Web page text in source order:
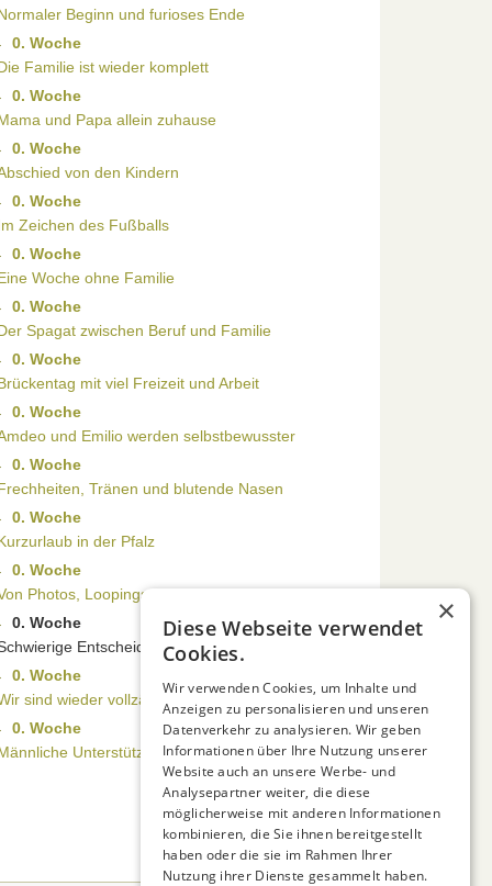
Beginn und furioses Ende
0. Woche
Familie ist wieder komplett
0. Woche
und Papa allein zuhause
0. Woche
von den Kindern
0. Woche
Zeichen des Fußballs
0. Woche
Woche ohne Familie
0. Woche
Spagat zwischen Beruf und Familie
0. Woche
mit viel Freizeit und Arbeit
0. Woche
und Emilio werden selbstbewusster
0. Woche
Tränen und blutende Nasen
0. Woche
in der Pfalz
0. Woche
Photos, Loopings und Etüden
0. Woche
Entscheidung zu treffen
0. Woche
sind wieder vollzählig
0. Woche
Unterstützung im Anmarsch!
×
Diese Webseite verwendet
Cookies.
Wir verwenden Cookies, um Inhalte und
Anzeigen zu personalisieren und unseren
Datenverkehr zu analysieren. Wir geben
Informationen über Ihre Nutzung unserer
Website auch an unsere Werbe- und
Analysepartner weiter, die diese
möglicherweise mit anderen Informationen
kombinieren, die Sie ihnen bereitgestellt
haben oder die sie im Rahmen Ihrer
Nutzung ihrer Dienste gesammelt haben.